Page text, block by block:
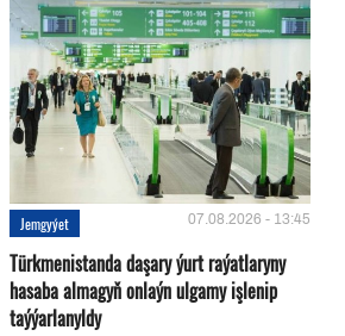
Jemgyýet 07.08.2026 - 13:45
Türkmenistanda daşary ýurt raýatlaryny
hasaba almagyň onlaýn ulgamy işlenip
taýýarlanyldy